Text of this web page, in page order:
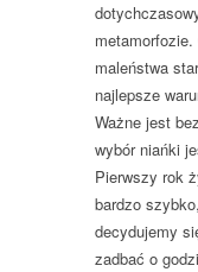
maleństwa
najlepsze
Ważne jest
wybór niańki
Pierwszy rok
bardzo
decydujemy
zadbać o